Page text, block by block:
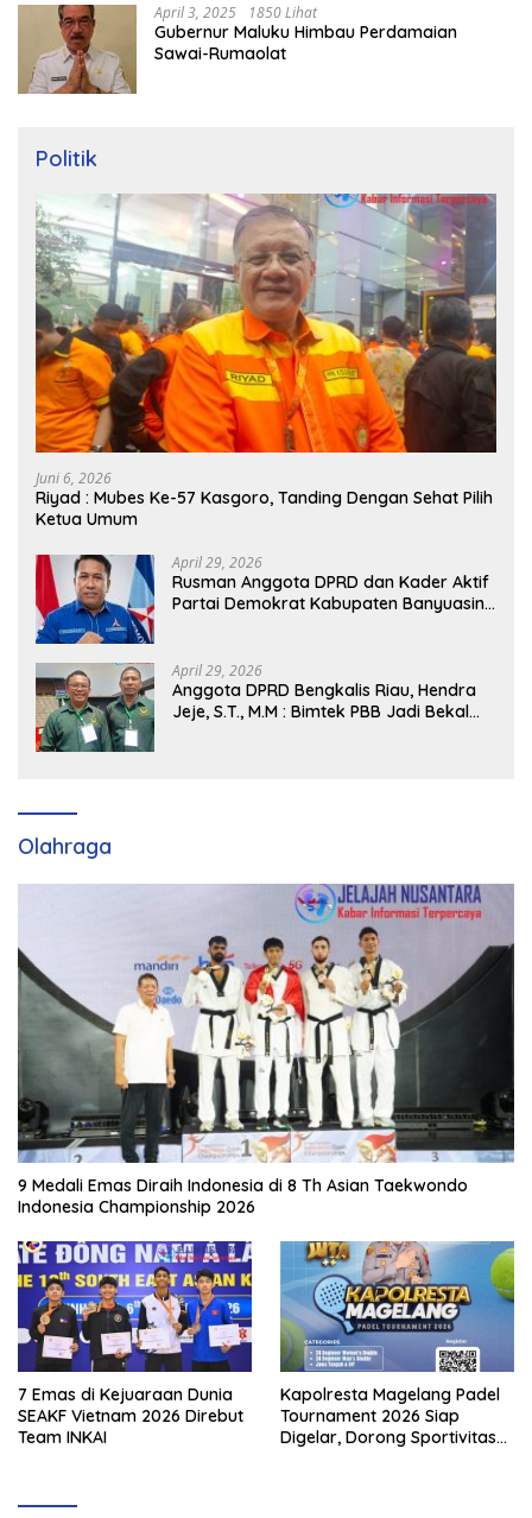
April 3, 2025 1850 Lihat
Gubernur Maluku Himbau Perdamaian
Sawai-Rumaolat
Politik
Juni 6, 2026
Riyad : Mubes Ke-57 Kasgoro, Tanding Dengan Sehat Pilih
Ketua Umum
April 29, 2026
Rusman Anggota DPRD dan Kader Aktif
Partai Demokrat Kabupaten Banyuasin
April 29, 2026
Anggota DPRD Bengkalis Riau, Hendra
Jeje, S.T., M.M : Bimtek PBB Jadi Bekal
Olahraga
9 Medali Emas Diraih Indonesia di 8 Th Asian Taekwondo
Indonesia Championship 2026
7 Emas di Kejuaraan Dunia
SEAKF Vietnam 2026 Direbut
Team INKAI
Kapolresta Magelang Padel
Tournament 2026 Siap
Digelar, Dorong Sportivitas